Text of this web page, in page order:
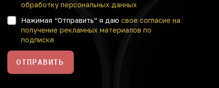
обработку персональных данных
Нажимая “Отправить” я даю свое согласие на
получение рекламных материалов по
подписке
ОТПРАВИТЬ